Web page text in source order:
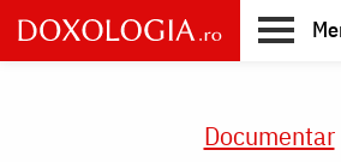
Skip
to
main
Documentar